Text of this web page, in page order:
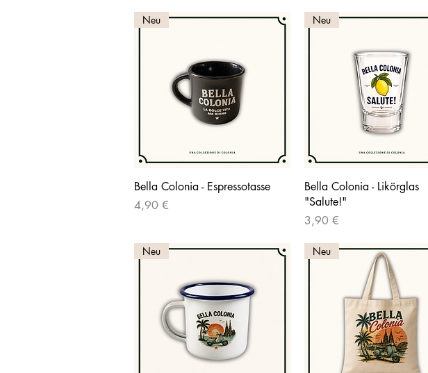
Schnellansicht
Neu
Bella Colonia - Espressotasse
Preis
4,90 €
Schnellansicht
Neu
Bella Colonia - Likörglas
"Salute!"
Preis
3,90 €
Neu Neu